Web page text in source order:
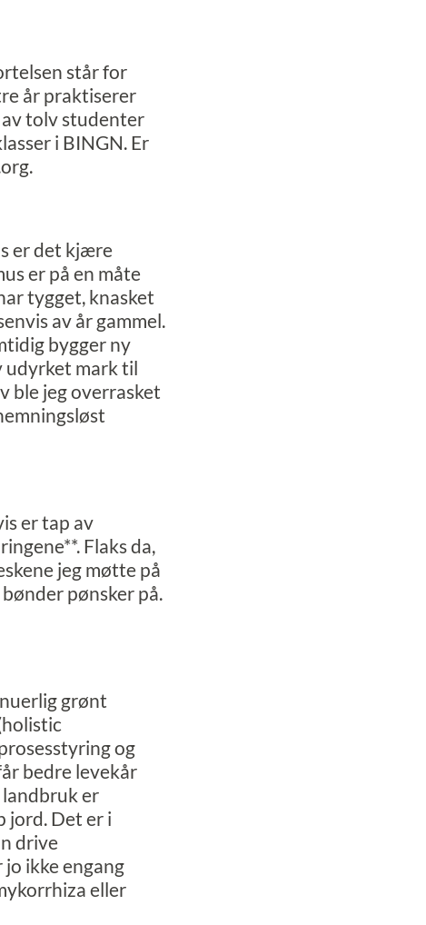
står for
år praktiserer
av tolv studenter
i BINGN. Er
er det kjære
er på en måte
tygget, knasket
av år gammel.
bygger ny
udyrket mark til
ble jeg overrasket
er tap av
Flaks da,
jeg møtte på
pønsker på.
grønt
og
bedre levekår
landbruk er
jord. Det er i
drive
ikke engang
eller